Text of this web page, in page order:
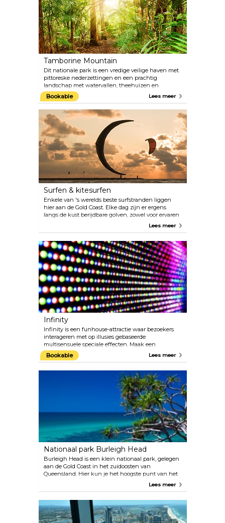
want de curatoren wisselen nogal eens af.
Tamborine Mountain
Dit nationale park is een vredige veilige haven met
pittoreske nederzettingen en een prachtig
landschap met watervallen, theehuizen en
kunstgalerieën. Bezoek een glasblazerij, maak een
wandeling door boomtoppen met een Skywalk of
daal af in een kille grot om duizenden gloeiwormen
te zien. Het park ligt landinwaarts vanaf de kust. Er
zijn verschillende memorabele tochten
beschikbaar voor een dagtrip.
Bookable Lees meer
Surfen & kitesurfen
Enkele van 's werelds beste surfstranden liggen
hier aan de Gold Coast. Elke dag zijn er ergens
langs de kust berijdbare golven, zowel voor ervaren
surfers als voor beginners. Kitesurfen is ook een
Lees meer
Infinity
Infinity is een funhouse-attractie waar bezoekers
interageren met op illusies gebaseerde
multisensuele speciale effecten. Maak een
adembenemende reis door deze futuristische,
doolhofachtige wonderwereld. Het is absoluut een
Bookable Lees meer
Nationaal park Burleigh Head
Burleigh Head is een klein nationaal park, gelegen
aan de Gold Coast in het zuidoosten van
Queensland. Hier kun je het hoogste punt van het
park, een oude vulkaan, beklimmen om het 20
kilometer lange ononderbroken witte strand te zien
bezienswaardigheid! Ga onderweg picknicken en
probeer minstens een paar hagedissen te spotten.
Lees meer